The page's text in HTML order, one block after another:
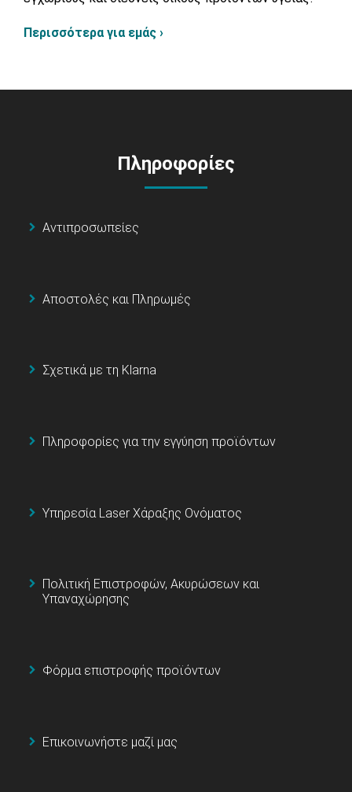
Περισσότερα για εμάς ›
Πληροφορίες
Αντιπροσωπείες
Αποστολές και Πληρωμές
Σχετικά με τη Klarna
Πληροφορίες για την εγγύηση προϊόντων
Υπηρεσία Laser Χάραξης Ονόματος
Πολιτική Επιστροφών, Ακυρώσεων και
Υπαναχώρησης
Φόρμα επιστροφής προϊόντων
Επικοινωνήστε μαζί μας